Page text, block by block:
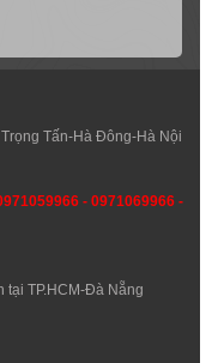
Tấn-Hà Đông-Hà Nội
- 0971069966 -
tại TP.HCM-Đà Nẵng